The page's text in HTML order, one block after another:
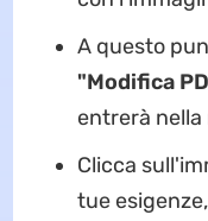
A questo
"Modifica
entrerà
Clicca
tue